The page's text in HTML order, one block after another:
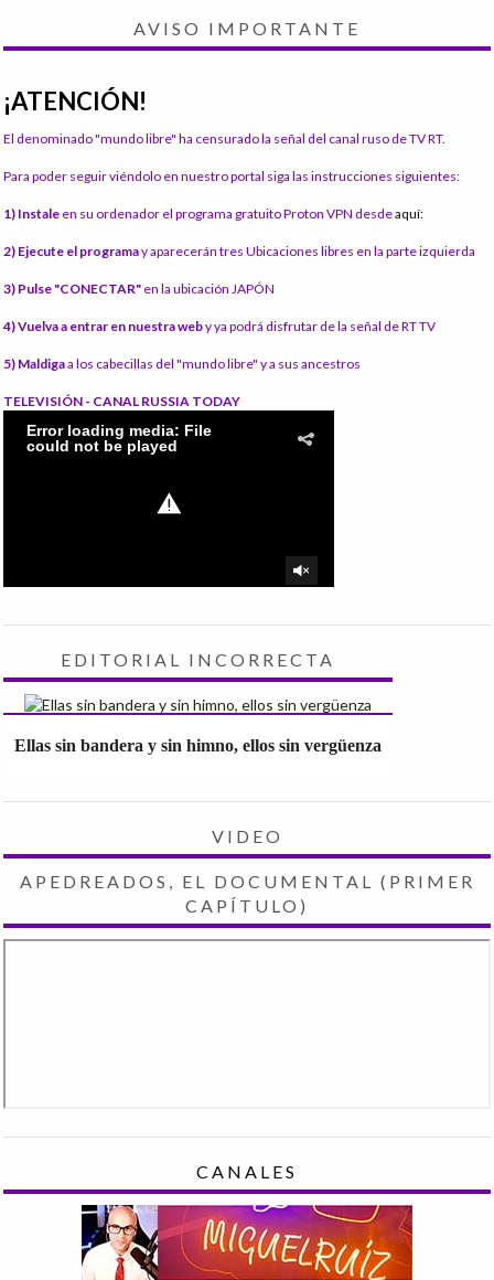
AVISO IMPORTANTE
¡ATENCIÓN!
El denominado "mundo libre" ha censurado la señal del canal ruso de TV RT.
Para poder seguir viéndolo en nuestro portal siga las instrucciones siguientes:
1) Instale en su ordenador el programa gratuito Proton VPN desdeaquí:
2) Ejecute el programay aparecerán tres Ubicaciones libres en la parte izquierda
3) Pulse "CONECTAR" en la ubicación JAPÓN
4) Vuelva a entrar en nuestra weby ya podrá disfrutar de la señal de RT TV
5) Maldigaa los cabecillas del "mundo libre" y a sus ancestros
TELEVISIÓN - CANAL RUSSIA TODAY
EDITORIAL INCORRECTA
Ellas sin bandera y sin himno, ellos sin vergüenza
VIDEO
APEDREADOS, EL DOCUMENTAL (PRIMER
CAPÍTULO)
CANALES